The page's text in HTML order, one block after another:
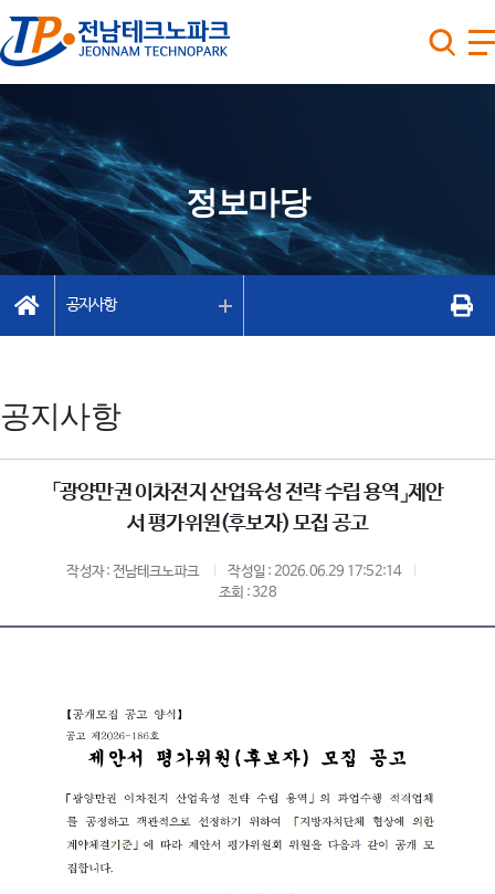
정보마당
공지사항
공지사항
「광양만권 이차전지 산업육성 전략 수립 용역」제안
서 평가위원(후보자) 모집 공고
작성자 : 전남테크노파크
작성일 : 2026.06.29 17:52:14
조회 : 328